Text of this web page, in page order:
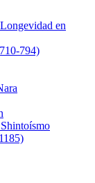
en
794)